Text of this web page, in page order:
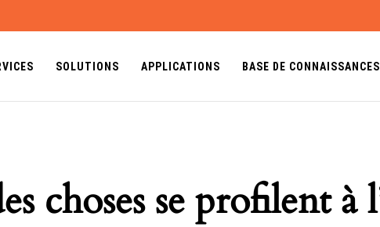
SOLUTIONS APPLICATIONS BASE DE CONNAISSANCES
choses se profilent à